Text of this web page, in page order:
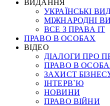
ВИДАННЯ
УКРАЇНСЬКІ
МІЖНАРОДНІ
ВСЕ З ПРАВА ІТ
ПРАВО В ОСОБАХ
ВІДЕО
ДІАЛОГИ ПРО
ПРАВО В
ЗАХИСТ
ІНТЕРВ`Ю
НОВИНИ
ПРАВО ВІЙНИ